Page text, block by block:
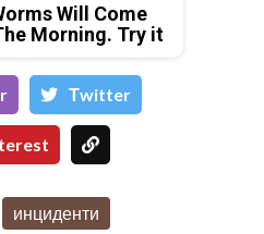
Will Come
Morning. Try it
Тwitter
инциденти